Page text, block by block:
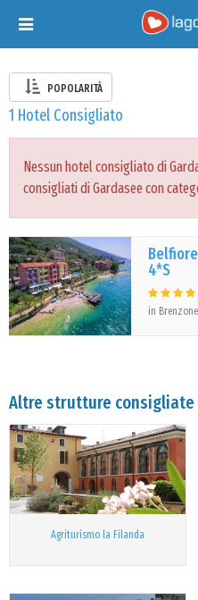
Toggle
navigation
POPOLARITÀ
1 Hotel Consigliato
Nessun hotel consigliato di
consigliati di Gardasee con
4*S
in Brenzone
Altre strutture consigliate
Agriturismo la Filanda